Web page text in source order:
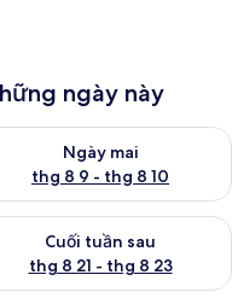
ngày này
8 - thg 8 9
Ngày mai
thg 8 9 - thg 8 10
tra lượng phòng ngày
thg 8 14 - thg 8 16
Cuối tuần sau
thg 8 21 - thg 8 23
tra lượng phòng cuối